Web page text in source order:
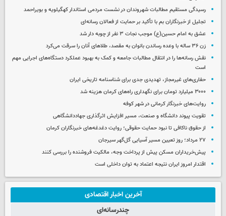
رسیدگی مستقیم مطالبات شهروندان در نشست مردمی استاندار کهگیلویه و بویراحمد
تجلیل از خبرنگاران بم با تأکید بر حمایت از فعالان رسانه‌ای
عشق به امام حسین(ع) موجب نجات ۳ نفر از چوبه دار شد
زن ۳۶ ساله با وعده رساندن بانوان به مقصد، طلاهای آنان را سرقت می‌کرد
نقش رسانه‌ها را در انتقال مطالبات جامعه و کمک به بهبود عملکرد دستگاه‌های اجرایی مهم
است
حفاری‌های غیرمجاز، تهدیدی جدی برای شناسنامه تاریخی ایران
۳۰۰۰ میلیارد تومان برای نگهداری راه‌های کرمان هزینه شد
روایت‌های خبرنگار کرمانی در شهر کوفه
تقویت پیوند دانشگاه و صنعت، مسیر افزایش اثرگذاری جهاددانشگاهی
از حقوق ناکافی تا نبود حمایت حقوقی؛ روایت دغدغه‌های خبرنگاران کرمان
۲۷ مرداد؛ روز تعیین مسیر آسیایی گل‌گهر سیرجان
پیش‌خریداران مسکن پیش از پرداخت وجه، مالکیت فروشنده را بررسی کنند
اقتدار امروز ایران نتیجه اعتماد به توان داخلی است
آخرین اخبار اقتصادی
چندرسانه‌ای